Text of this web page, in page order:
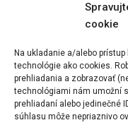
cookie
Na ukladanie a/alebo
technológie ako cookies.
prehliadania a zobrazovať
technológiami nám umožní
prehliadaní alebo jedinečné
súhlasu môže nepriaznivo